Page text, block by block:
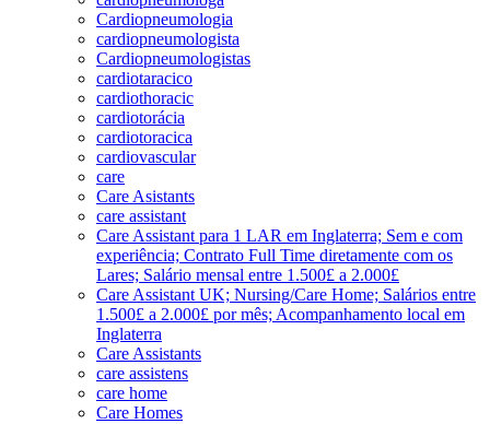
Cardiopneumologia
cardiopneumologista
Cardiopneumologistas
cardiotaracico
cardiothoracic
cardiotorácia
cardiotoracica
cardiovascular
care
Care Asistants
care assistant
Care Assistant para 1 LAR em Inglaterra; Sem e com
experiência; Contrato Full Time diretamente com os
Lares; Salário mensal entre 1.500£ a 2.000£
Care Assistant UK; Nursing/Care Home; Salários entre
1.500£ a 2.000£ por mês; Acompanhamento local em
Inglaterra
Care Assistants
care assistens
care home
Care Homes